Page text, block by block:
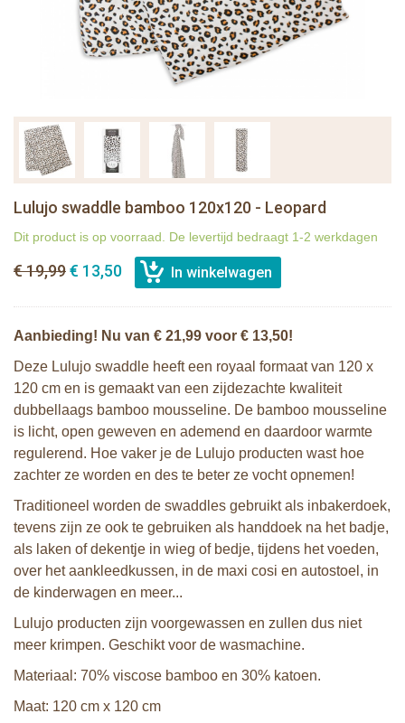
Lulujo swaddle bamboo 120x120 - Leopard
Dit product is op voorraad. De levertijd bedraagt 1-2 werkdagen
€ 19,99€ 13,50
Aanbieding! Nu van € 21,99 voor € 13,50!
Deze Lulujo swaddle heeft een royaal formaat van 120 x
120 cm en is gemaakt van een zijdezachte kwaliteit
dubbellaags bamboo mousseline. De bamboo mousseline
is licht, open geweven en ademend en daardoor warmte
regulerend. Hoe vaker je de Lulujo producten wast hoe
zachter ze worden en des te beter ze vocht opnemen!
Traditioneel worden de swaddles gebruikt als inbakerdoek,
tevens zijn ze ook te gebruiken als handdoek na het badje,
als laken of dekentje in wieg of bedje, tijdens het voeden,
over het aankleedkussen, in de maxi cosi en autostoel, in
de kinderwagen en meer...
Lulujo producten zijn voorgewassen en zullen dus niet
meer krimpen. Geschikt voor de wasmachine.
Materiaal: 70% viscose bamboo en 30% katoen.
Maat: 120 cm x 120 cm